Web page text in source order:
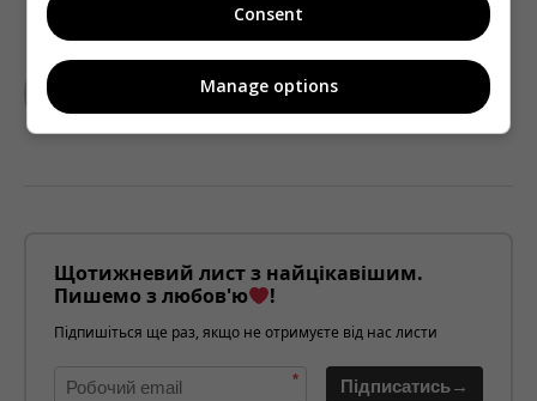
TELEKRITIKA
Щотижневий лист з найцікавішим.
Пишемо з любов'ю
!
Підпишіться ще раз, якщо не отримуєте від нас листи
* Підписатись→
Consent
Manage options